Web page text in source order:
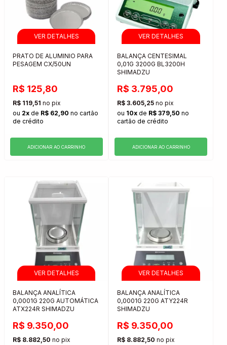
PRATO DE ALUMINIO PARA
PESAGEM CX/50UN
R$ 125,80
R$ 119,51 no pix
ou 2x de R$ 62,90 no cartão
de crédito
ADICIONAR AO CARRINHO
BALANÇA CENTESIMAL
0,01G 3200G BL3200H
SHIMADZU
R$ 3.795,00
R$ 3.605,25 no pix
ou 10x de R$ 379,50 no
cartão de crédito
ADICIONAR AO CARRINHO
BALANÇA ANALÍTICA
0,0001G 220G AUTOMÁTICA
ATX224R SHIMADZU
R$ 9.350,00
R$ 8.882,50 no pix
BALANÇA ANALÍTICA
0,0001G 220G ATY224R
SHIMADZU
R$ 9.350,00
R$ 8.882,50 no pix